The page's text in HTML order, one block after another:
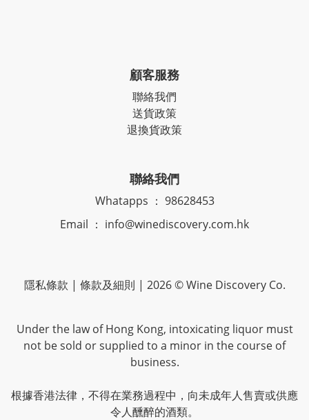
顧客服務
聯絡我們
送貨政策
退換貨政策
聯絡我們
Whatapps ： 98628453
Email ： info@winediscovery.com.hk
隱私條款 | 條款及細則 | 2026 © Wine Discovery Co.
Under the law of Hong Kong, intoxicating liquor must
not be sold or supplied to a minor in the course of
business.
根據香港法律，不得在業務過程中，向未成年人售賣或供應
令人醺醉的酒類。